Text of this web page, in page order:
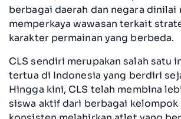
berbagai daerah dan negara dinilai
memperkaya wawasan terkait
karakter permainan yang berbeda.
CLS sendiri merupakan salah satu
tertua di Indonesia yang berdiri
Hingga kini, CLS telah membina
siswa aktif dari berbagai kelompok